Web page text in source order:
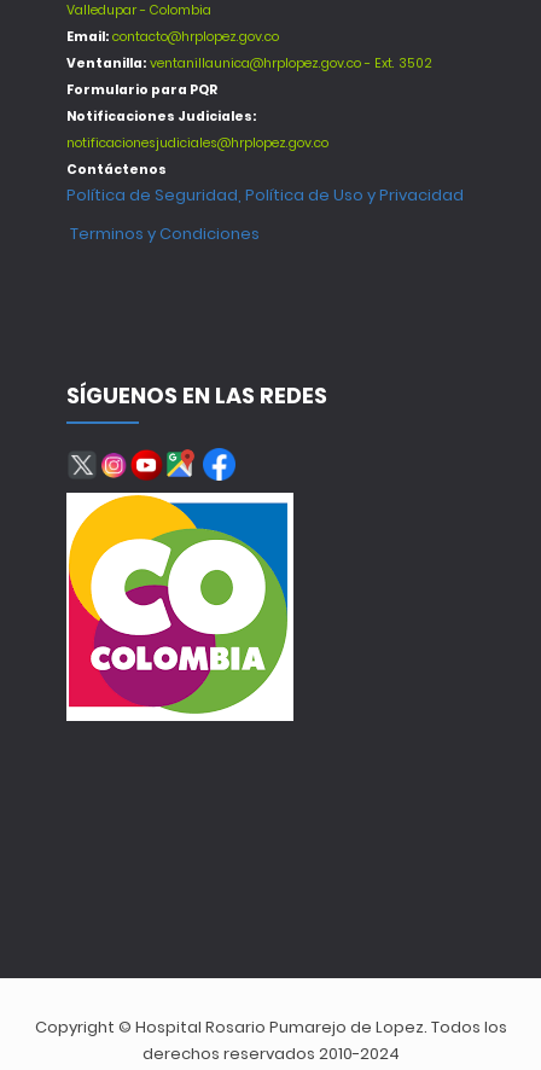
Valledupar - Colombia
Email: contacto@hrplopez.gov.co
Ventanilla: ventanillaunica@hrplopez.gov.co - Ext. 3502
Formulario para PQR
Notificaciones Judiciales:
notificacionesjudiciales@hrplopez.gov.co
Contáctenos
Política de Seguridad, Política de Uso y Privacidad
Terminos y Condiciones
SÍGUENOS EN LAS REDES
Copyright © Hospital Rosario Pumarejo de Lopez. Todos los
derechos reservados 2010-2024